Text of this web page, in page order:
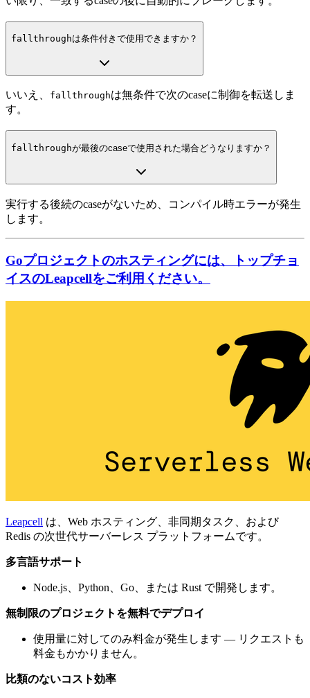
fallthroughは条件付きで使用できますか？
いいえ、 fallthroughは無条件で次のcaseに制御を転送しま
す。
fallthroughが最後のcaseで使用された場合どうなりますか？
実行する後続のcaseがないため、コンパイル時エラーが発生
します。
Goプロジェクトのホスティングには、トップチョ
イスのLeapcellをご利用ください。
Leapcell は、Web ホスティング、非同期タスク、および
Redis の次世代サーバーレス プラットフォームです。
多言語サポート
Node.js、Python、Go、または Rust で開発します。
無制限のプロジェクトを無料でデプロイ
使用量に対してのみ料金が発生します — リクエストも
料金もかかりません。
比類のないコスト効率